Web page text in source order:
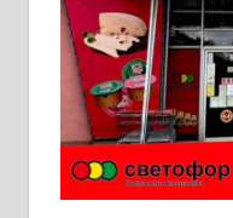
Ало таксију
категоријом.
Потребна два
стоваришту